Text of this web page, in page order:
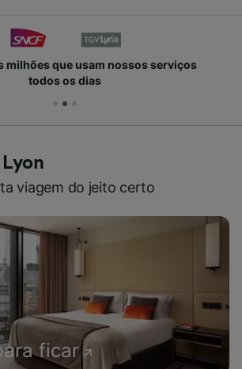
milhões que usam nossos serviços
todos os dias
viagem do jeito certo
ficar